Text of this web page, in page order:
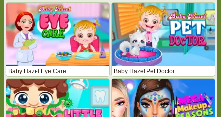
Baby Hazel Eye Care Baby Hazel Pet Doctor